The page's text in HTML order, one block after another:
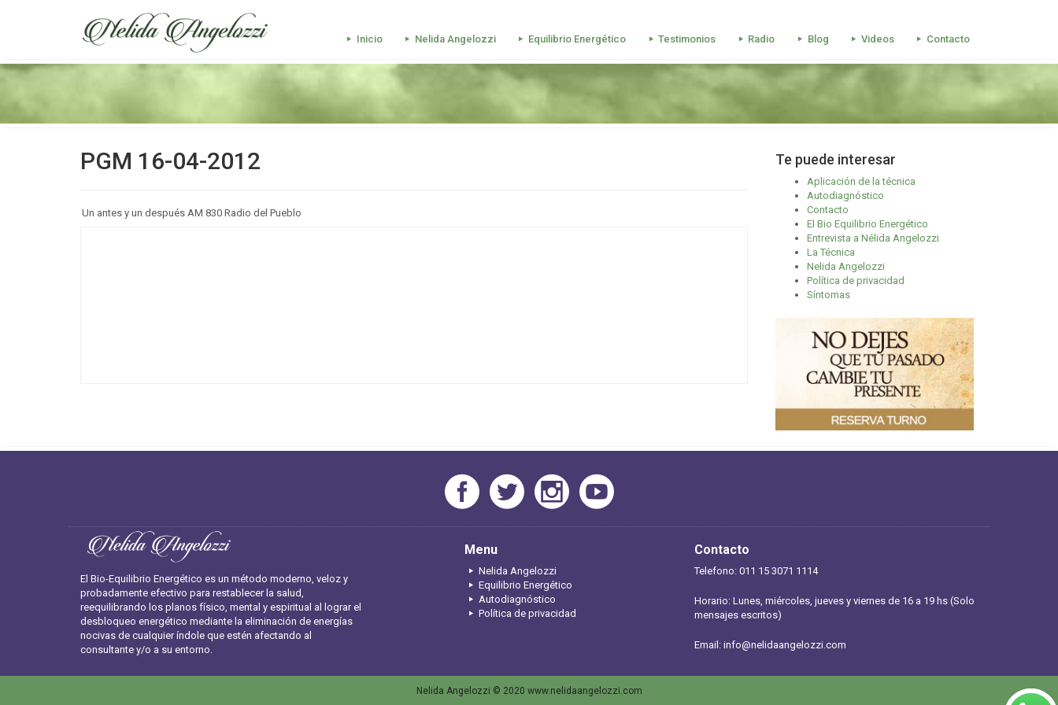
Inicio Nelida Angelozzi Equilibrio Energético Testimonios Radio Blog Videos Contacto
PGM 16-04-2012
Un antes y un después AM 830 Radio del Pueblo
Te puede interesar
Aplicación de la técnica
Autodiagnóstico
Contacto
El Bio Equilibrio Energético
Entrevista a Nélida Angelozzi
La Técnica
Nelida Angelozzi
Política de privacidad
Síntomas
El Bio-Equilibrio Energético es un método moderno, veloz y
probadamente efectivo para restablecer la salud,
reequilibrando los planos físico, mental y espiritual al lograr el
desbloqueo energético mediante la eliminación de energías
nocivas de cualquier índole que estén afectando al
consultante y/o a su entorno.
Menu
Nelida Angelozzi
Equilibrio Energético
Autodiagnóstico
Política de privacidad
Contacto
Telefono: 011 15 3071 1114
Horario: Lunes, miércoles, jueves y viernes de 16 a 19 hs (Solo
mensajes escritos)
Email: info@nelidaangelozzi.com
Nelida Angelozzi © 2020 www.nelidaangelozzi.com